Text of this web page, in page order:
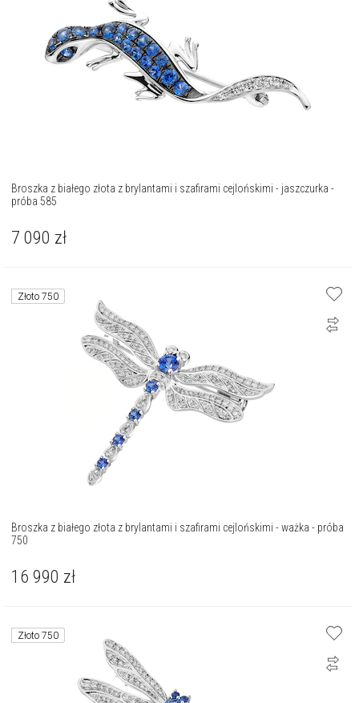
Broszka z białego złota z brylantami i szafirami cejlońskimi - jaszczurka -
próba 585
7 090 zł
Złoto 750
Broszka z białego złota z brylantami i szafirami cejlońskimi - ważka - próba
750
16 990 zł
Złoto 750